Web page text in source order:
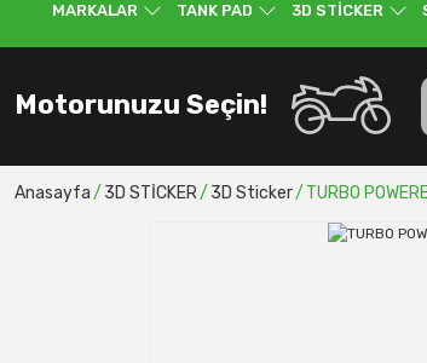
MARKALAR TANK PAD 3D STİCKER
Motorunuzu Seçin!
Anasayfa 3D STİCKER 3D Sticker TURBO